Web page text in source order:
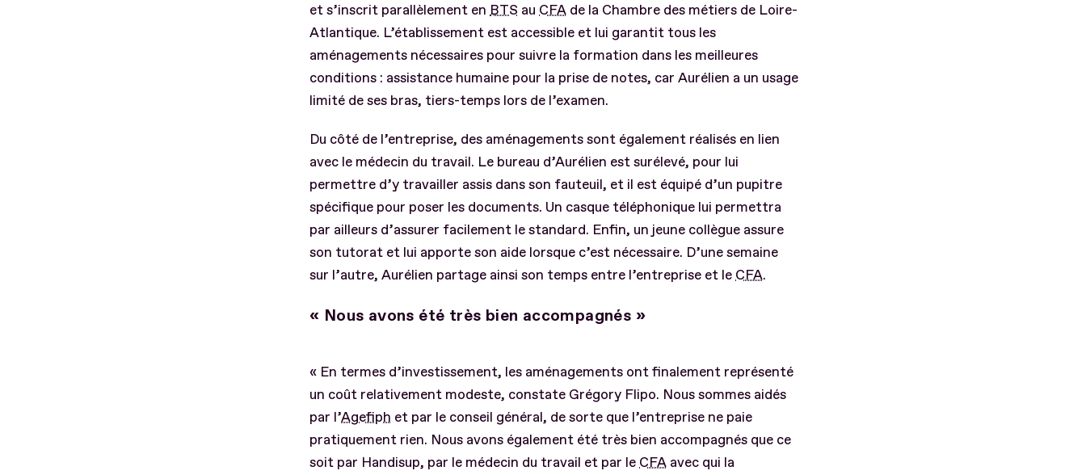
et s’inscrit parallèlement en BTS au CFA de la Chambre des métiers de Loire-
Atlantique. L’établissement est accessible et lui garantit tous les
aménagements nécessaires pour suivre la formation dans les meilleures
conditions : assistance humaine pour la prise de notes, car Aurélien a un usage
limité de ses bras, tiers-temps lors de l’examen.
Du côté de l’entreprise, des aménagements sont également réalisés en lien
avec le médecin du travail. Le bureau d’Aurélien est surélevé, pour lui
permettre d’y travailler assis dans son fauteuil, et il est équipé d’un pupitre
spécifique pour poser les documents. Un casque téléphonique lui permettra
par ailleurs d’assurer facilement le standard. Enfin, un jeune collègue assure
son tutorat et lui apporte son aide lorsque c’est nécessaire. D’une semaine
sur l’autre, Aurélien partage ainsi son temps entre l’entreprise et le CFA.
« Nous avons été très bien accompagnés »
« En termes d’investissement, les aménagements ont finalement représenté
un coût relativement modeste, constate Grégory Flipo. Nous sommes aidés
par l’Agefiph et par le conseil général, de sorte que l’entreprise ne paie
pratiquement rien. Nous avons également été très bien accompagnés que ce
soit par Handisup, par le médecin du travail et par le CFA avec qui la